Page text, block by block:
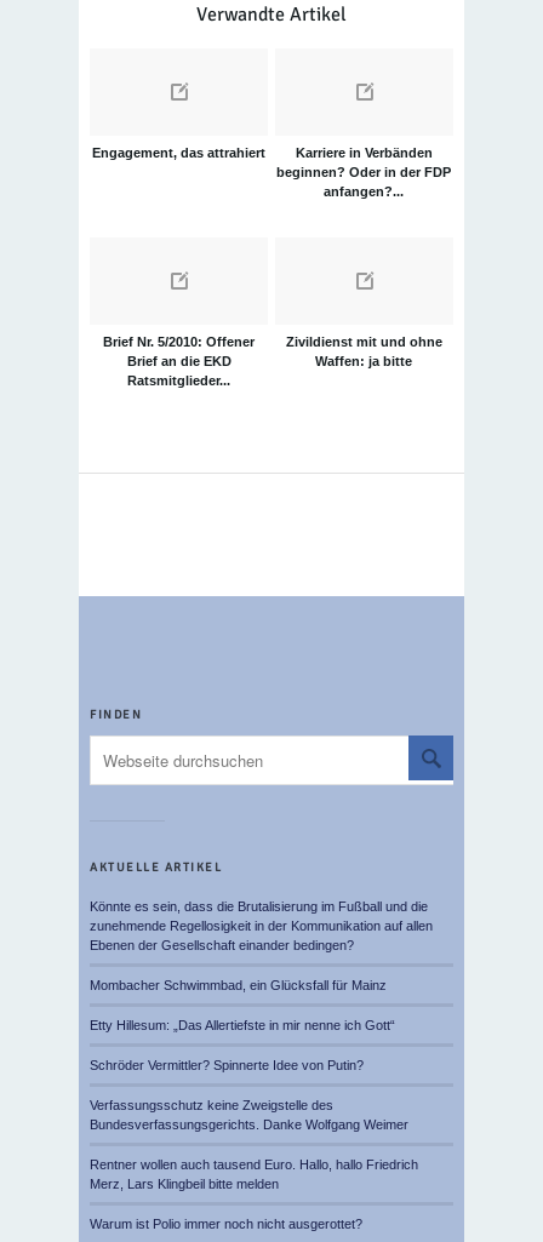
Verwandte Artikel
Engagement, das attrahiert
Karriere in Verbänden
beginnen? Oder in der FDP
anfangen?...
Brief Nr. 5/2010: Offener
Brief an die EKD
Ratsmitglieder...
Zivildienst mit und ohne
Waffen: ja bitte
FINDEN
AKTUELLE ARTIKEL
Könnte es sein, dass die Brutalisierung im Fußball und die
zunehmende Regellosigkeit in der Kommunikation auf allen
Ebenen der Gesellschaft einander bedingen?
Mombacher Schwimmbad, ein Glücksfall für Mainz
Etty Hillesum: „Das Allertiefste in mir nenne ich Gott“
Schröder Vermittler? Spinnerte Idee von Putin?
Verfassungsschutz keine Zweigstelle des
Bundesverfassungsgerichts. Danke Wolfgang Weimer
Rentner wollen auch tausend Euro. Hallo, hallo Friedrich
Merz, Lars Klingbeil bitte melden
Warum ist Polio immer noch nicht ausgerottet?